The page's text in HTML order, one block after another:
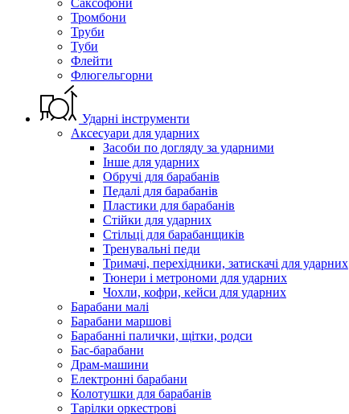
Саксофони
Тромбони
Труби
Туби
Флейти
Флюгельгорни
Ударні інструменти
Аксесуари для ударних
Засоби по догляду за ударними
Інше для ударних
Обручі для барабанів
Педалі для барабанів
Пластики для барабанів
Стійки для ударних
Стільці для барабанщиків
Тренувальні педи
Тримачі, перехідники, затискачі для ударних
Тюнери і метрономи для ударних
Чохли, кофри, кейси для ударних
Барабани малі
Барабани маршові
Барабанні палички, щітки, родси
Бас-барабани
Драм-машини
Електронні барабани
Колотушки для барабанів
Тарілки оркестрові